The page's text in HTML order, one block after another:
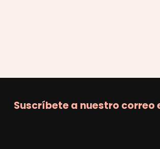
Suscríbete a nuestro correo